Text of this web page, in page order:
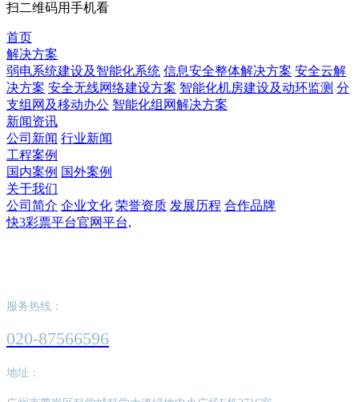
扫二维码用手机看
首页
解决方案
弱电系统建设及智能化系统 信息安全整体解决方案 安全云解
决方案 安全无线网络建设方案 智能化机房建设及动环监测 分
支组网及移动办公 智能化组网解决方案
新闻资讯
公司新闻 行业新闻
工程案例
国内案例 国外案例
关于我们
公司简介 企业文化 荣誉资质 发展历程 合作品牌
快3彩票平台官网平台,
服务热线：
020-87566596
地址：